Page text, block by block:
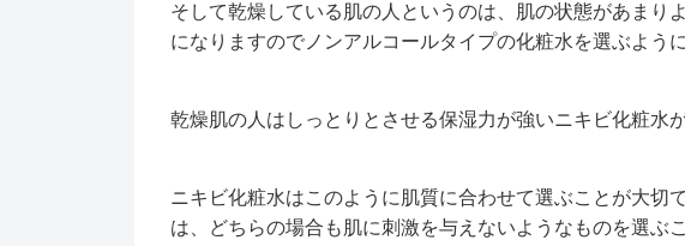
そして乾燥している肌の人というのは、肌の状態があまり
になりますのでノンアルコールタイプの化粧水を選ぶよう
乾燥肌の人はしっとりとさせる保湿力が強いニキビ化粧水
ニキビ化粧水はこのように肌質に合わせて選ぶことが大切
は、どちらの場合も肌に刺激を与えないようなものを選ぶ